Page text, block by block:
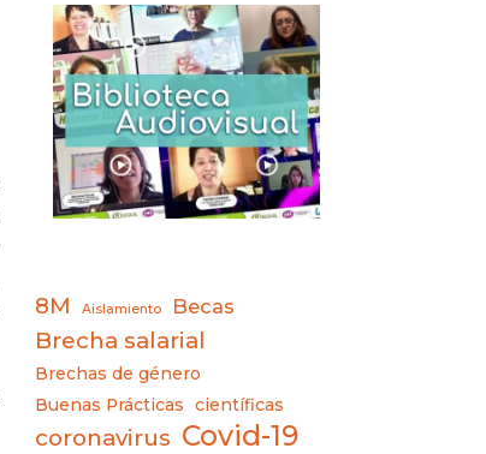
8M Aislamiento Becas
Brecha salarial
Brechas de género
Buenas Prácticas
científicas
coronavirus Covid-19